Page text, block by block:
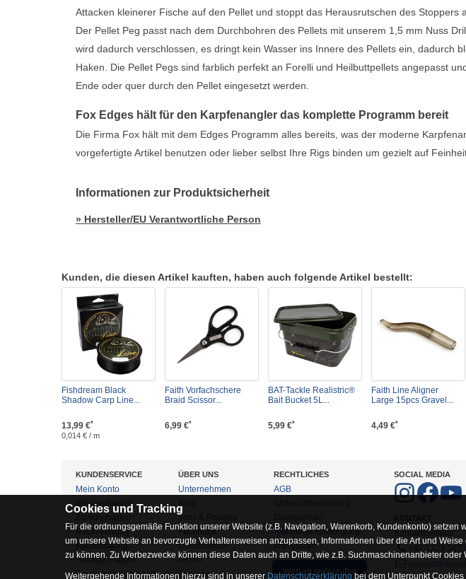
Attacken kleinerer Fische auf den Pellet und stoppt das Herausrutschen des Stoppers
Der Pellet Peg passt nach dem Durchbohren des Pellets mit unserem 1,5 mm Nuss
wird dadurch verschlossen, es dringt kein Wasser ins Innere des Pellets ein, dadurch
Haken. Die Pellet Pegs sind farblich perfekt an Forelli und Heilbuttpellets angepasst
Ende oder quer durch den Pellet eingesetzt werden.
Fox Edges hält für den Karpfenangler das komplette Programm bereit
Die Firma Fox hält mit dem Edges Programm alles bereits, was der moderne
vorgefertigte Artikel benutzen oder lieber selbst Ihre Rigs binden um gezielt auf
Informationen zur Produktsicherheit
» Hersteller/EU Verantwortliche Person
Kunden, die diesen Artikel kauften, haben auch folgende Artikel bestellt:
Fishdream Black
Shadow Carp Line...
13,99 €*
0,014 € / m
Faith Vorfachschere
Braid Scissor...
6,99 €*
BAT-Tackle Realistric®
Bait Bucket 5L...
5,99 €*
Faith Line Aligner
Large 15pcs Gravel...
4,49 €*
KUNDENSERVICE
Mein Konto
Versandkosten
Rücksendung
Kaufberatung
Häufige Fragen
Zur mobilen Webseite
ÜBER UNS
Unternehmen
Jobs & Praktika
Facebook
Osterfeldsee
Archiv
Sitemap
RECHTLICHES
AGB
Altbatterie-Entsorgung
Impressum
Vertrag widerrufen
SOCIAL MEDIA
Kontaktformular
Cookies und Tracking
Für die ordnungsgemäße Funktion unserer Website (z.B. Navigation, Warenkorb, Kundenkonto)
um unsere Website an bevorzugte Verhaltensweisen anzupassen, Informationen über die Art und
zu können. Zu Werbezwecke können diese Daten auch an Dritte, wie z.B. Suchmaschinenanbieter
Weitergehende Informationen hierzu sind in unserer Datenschutzerklärung bei dem Unterpunkt Cookies